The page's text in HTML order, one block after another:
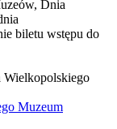
Dnia
biletu wstępu do
Wielkopolskiego
Muzeum